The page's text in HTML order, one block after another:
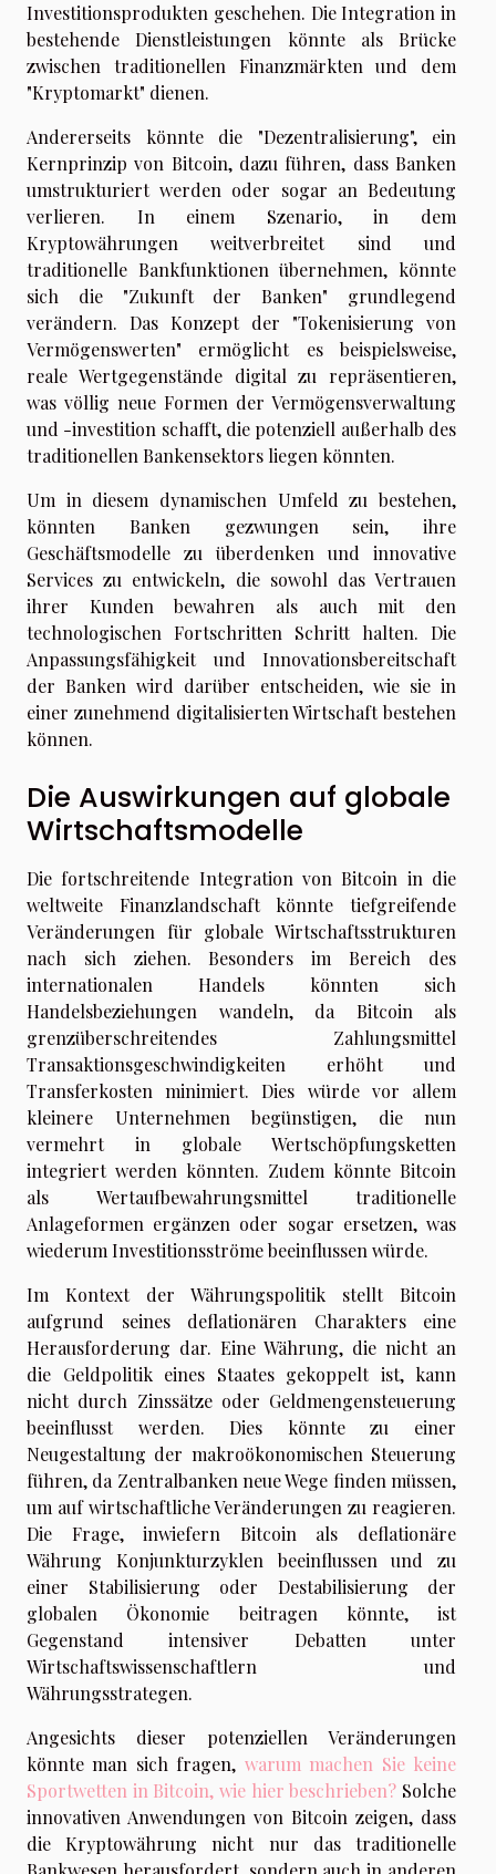
Investitionsprodukten geschehen. Die Integration in
bestehende Dienstleistungen könnte als Brücke
zwischen traditionellen Finanzmärkten und dem
"Kryptomarkt" dienen.
Andererseits könnte die "Dezentralisierung", ein
Kernprinzip von Bitcoin, dazu führen, dass Banken
umstrukturiert werden oder sogar an Bedeutung
verlieren. In einem Szenario, in dem
Kryptowährungen weitverbreitet sind und
traditionelle Bankfunktionen übernehmen, könnte
sich die "Zukunft der Banken" grundlegend
verändern. Das Konzept der "Tokenisierung von
Vermögenswerten" ermöglicht es beispielsweise,
reale Wertgegenstände digital zu repräsentieren,
was völlig neue Formen der Vermögensverwaltung
und -investition schafft, die potenziell außerhalb des
traditionellen Bankensektors liegen könnten.
Um in diesem dynamischen Umfeld zu bestehen,
könnten Banken gezwungen sein, ihre
Geschäftsmodelle zu überdenken und innovative
Services zu entwickeln, die sowohl das Vertrauen
ihrer Kunden bewahren als auch mit den
technologischen Fortschritten Schritt halten. Die
Anpassungsfähigkeit und Innovationsbereitschaft
der Banken wird darüber entscheiden, wie sie in
einer zunehmend digitalisierten Wirtschaft bestehen
können.
Die Auswirkungen auf globale
Wirtschaftsmodelle
Die fortschreitende Integration von Bitcoin in die
weltweite Finanzlandschaft könnte tiefgreifende
Veränderungen für globale Wirtschaftsstrukturen
nach sich ziehen. Besonders im Bereich des
internationalen Handels könnten sich
Handelsbeziehungen wandeln, da Bitcoin als
grenzüberschreitendes Zahlungsmittel
Transaktionsgeschwindigkeiten erhöht und
Transferkosten minimiert. Dies würde vor allem
kleinere Unternehmen begünstigen, die nun
vermehrt in globale Wertschöpfungsketten
integriert werden könnten. Zudem könnte Bitcoin
als Wertaufbewahrungsmittel traditionelle
Anlageformen ergänzen oder sogar ersetzen, was
wiederum Investitionsströme beeinflussen würde.
Im Kontext der Währungspolitik stellt Bitcoin
aufgrund seines deflationären Charakters eine
Herausforderung dar. Eine Währung, die nicht an
die Geldpolitik eines Staates gekoppelt ist, kann
nicht durch Zinssätze oder Geldmengensteuerung
beeinflusst werden. Dies könnte zu einer
Neugestaltung der makroökonomischen Steuerung
führen, da Zentralbanken neue Wege finden müssen,
um auf wirtschaftliche Veränderungen zu reagieren.
Die Frage, inwiefern Bitcoin als deflationäre
Währung Konjunkturzyklen beeinflussen und zu
einer Stabilisierung oder Destabilisierung der
globalen Ökonomie beitragen könnte, ist
Gegenstand intensiver Debatten unter
Wirtschaftswissenschaftlern und
Währungsstrategen.
Angesichts dieser potenziellen Veränderungen
könnte man sich fragen, warum machen Sie keine
Sportwetten in Bitcoin, wie hier beschrieben? Solche
innovativen Anwendungen von Bitcoin zeigen, dass
die Kryptowährung nicht nur das traditionelle